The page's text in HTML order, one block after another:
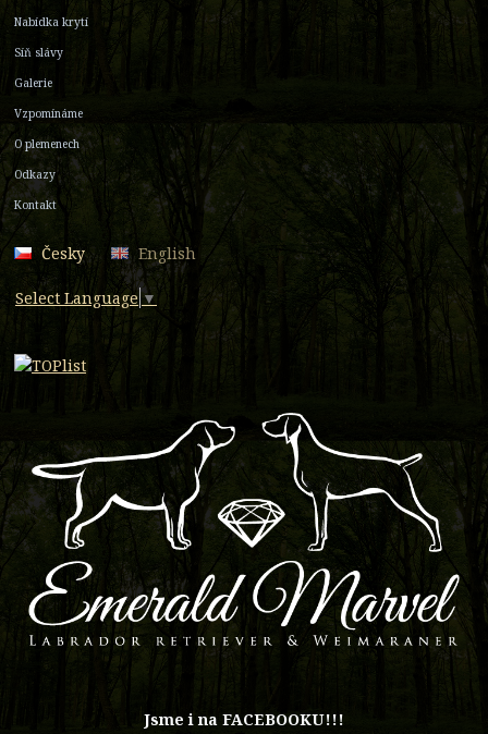
Nabídka krytí
Síň slávy
Galerie
Vzpomínáme
O plemenech
Odkazy
Kontakt
Česky English
Select Language ▼
​Jsme i na FACEBOOKU!!!